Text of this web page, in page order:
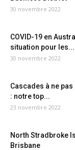
30 novembre 2022
COVID-19 en
situation pour les...
30 novembre 2022
Cascades à ne
: notre top...
23 novembre 2022
North Stradbroke
Brisbane